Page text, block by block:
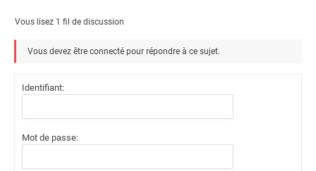
Vous lisez 1 fil de discussion
Vous devez être connecté pour répondre à ce sujet.
Identifiant:
Mot de passe: